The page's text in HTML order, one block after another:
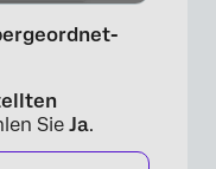
Sie Ja.